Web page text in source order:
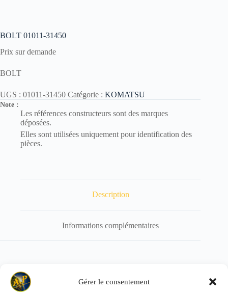
Gérer le consentement
BOLT 01011-31450
Prix sur demande
BOLT
UGS : 01011-31450 Catégorie : KOMATSU
Note :
Les références constructeurs sont des marques
déposées.
Elles sont utilisées uniquement pour identification des
pièces.
Description
Informations complémentaires
Référence de remplacement : 01011-61450